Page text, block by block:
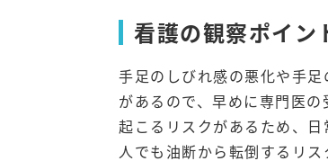
看護の観察ポイン
手足のしびれ感の悪化や手
があるので、早めに専門医
起こるリスクがあるため、
人でも油断から転倒するリ